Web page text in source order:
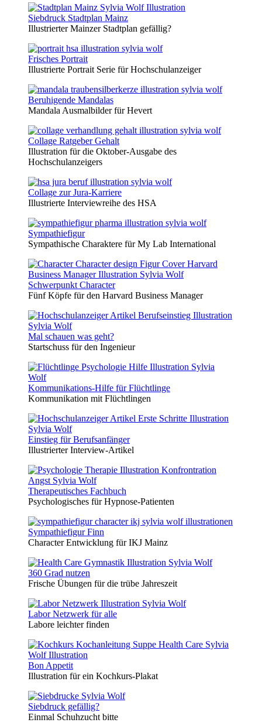
Siebdruck Stadtplan Mainz
Illustrierter Mainzer Stadtplan gefällig?
Frisches Portrait
Illustrierte Portrait Serie für Hochschulanzeiger
Beruhigende Mandalas
Mandala Ausmalbilder für Hevert
Collage Ratgeber Gehalt
Illustration für die Oktober-Ausgabe des
Hochschulanzeigers
Collage zur Jura-Karriere
Illustrierte Interviewreihe des HSA
Sympathiefigur
Sympathische Charaktere für My Lab International
Schwerpunkt Character
Fünf Köpfe für den Harvard Business Manager
Mal schauen was geht?
Startschuss für den Ingenieur
Kommunikations-Hilfe für Flüchtlinge
Kommunikation mit Flüchtlingen
Einstieg für Berufsanfänger
Illustrierter Interview-Artikel
Therapeutisches Fachbuch
Psychologisches für Hypnose-Patienten
Sympathiefigur Finn
Character Entwicklung für IKJ Mainz
360 Grad nutzen
Frische Übungen für die trübe Jahreszeit
Labor Netzwerk für alle
Labore leichter finden
Bon Appetit
Illustration für ein Kochkurs-Plakat
Siebdruck gefällig?
Einmal Schuhzucht bitte